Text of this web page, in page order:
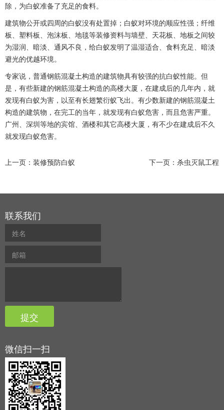
除，为白蚁准备了充足的食料。
建筑物公开或四周的白蚁没有处置掉；白蚁对环境的顺应性强；纤维
板、塑料板、泡沫板、地毯等装修资料与墙壁、天花板、地板之间较
为湿润、暗淡、通风不良，给白蚁发明了温湿适合、食料充足、暗淡
避光的优越环境。
专家说，普通钢筋混凝土构造的建筑物具有较强的抗白蚁性能。但
是，有些新建的钢筋混凝土构造的高楼大厦，在建成后的几年内，就
发现有白蚁为害，以至有长翅繁衍蚁飞出。有少数新建的钢筋混凝土
构造的建筑物，在完工的当年，就发现有白蚁危害，而且危害严重。
广州、深圳等地的宾馆、酒楼和其它高楼大厦，有不少在建成后不久
就发现白蚁危害。
上一页： 装修预防白蚁 下一页： 杀虫灭鼠工程
联系我们
微信扫一扫